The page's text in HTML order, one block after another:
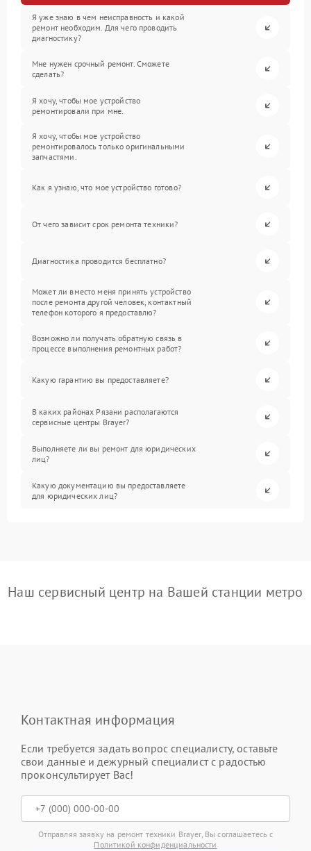
Я уже знаю в чем неисправность и какой
ремонт необходим. Для чего проводить
диагностику?
Мне нужен срочный ремонт. Сможете
сделать?
Я хочу, чтобы мое устройство
ремонтировали при мне.
Я хочу, чтобы мое устройство
ремонтировалось только оригинальными
запчастями.
Как я узнаю, что мое устройство готово?
От чего зависит срок ремонта техники?
Диагностика проводится бесплатно?
Может ли вместо меня принять устройство
после ремонта другой человек, контактный
телефон которого я предоставлю?
Возможно ли получать обратную связь в
процессе выполнения ремонтных работ?
Какую гарантию вы предоставляете?
В каких районах Рязани располагаются
сервисные центры Brayer?
Выполняете ли вы ремонт для юридических
лиц?
Какую документацию вы предоставляете
для юридических лиц?
Наш сервисный центр на Вашей станции метро
Контактная информация
Если требуется задать вопрос специалисту, оставьте
свои данные и дежурный специалист с радостью
проконсультирует Вас!
Отправляя заявку на ремонт техники Brayer, Вы соглашаетесь с
Политикой конфиденциальности